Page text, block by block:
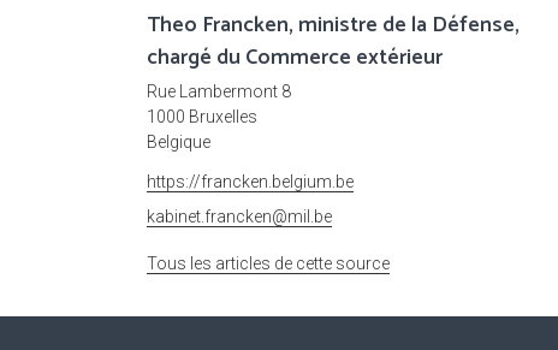
Theo Francken, ministre de la Défense,
chargé du Commerce extérieur
Rue Lambermont 8
1000 Bruxelles
Belgique
https://francken.belgium.be
kabinet.francken@mil.be
Tous les articles de cette source